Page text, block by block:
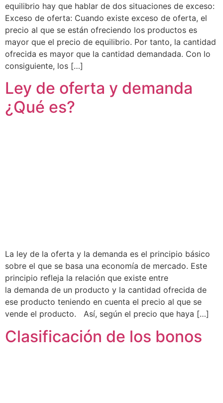
equilibrio hay que hablar de dos situaciones de exceso:
Exceso de oferta: Cuando existe exceso de oferta, el
precio al que se están ofreciendo los productos es
mayor que el precio de equilibrio. Por tanto, la cantidad
ofrecida es mayor que la cantidad demandada. Con lo
consiguiente, los […]
Ley de oferta y demanda
¿Qué es?
La ley de la oferta y la demanda es el principio básico
sobre el que se basa una economía de mercado. Este
principio refleja la relación que existe entre
la demanda de un producto y la cantidad ofrecida de
ese producto teniendo en cuenta el precio al que se
vende el producto. Así, según el precio que haya […]
Clasificación de los bonos